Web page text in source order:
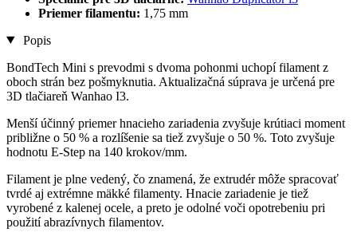
Priemer filamentu: 1,75 mm
Popis
BondTech Mini s prevodmi s dvoma pohonmi uchopí filament z
oboch strán bez pošmyknutia. Aktualizačná súprava je určená pre
3D tlačiareň Wanhao I3.
Menší účinný priemer hnacieho zariadenia zvyšuje krútiaci moment
približne o 50 % a rozlíšenie sa tiež zvyšuje o 50 %. Toto zvyšuje
hodnotu E-Step na 140 krokov/mm.
Filament je plne vedený, čo znamená, že extrudér môže spracovať
tvrdé aj extrémne mäkké filamenty. Hnacie zariadenie je tiež
vyrobené z kalenej ocele, a preto je odolné voči opotrebeniu pri
použití abrazívnych filamentov.